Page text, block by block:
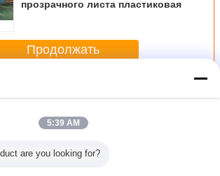
прозрачного листа пластиковая
Продолжать
5:39 AM
are you looking for?